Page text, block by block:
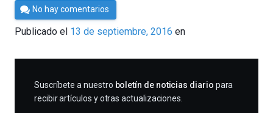
Por
César
Tomé
No hay comentarios
Publicado el 13 de septiembre, 2016 en
SUSCRIBIRME
Suscríbete a nuestro boletín de noticias diario para
recibir artículos y otras actualizaciones.